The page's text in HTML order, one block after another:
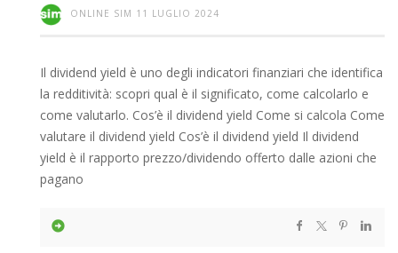
ONLINE SIM 11 LUGLIO 2024
Il dividend yield è uno degli indicatori finanziari che identifica
la redditività: scopri qual è il significato, come calcolarlo e
come valutarlo. Cos’è il dividend yield Come si calcola Come
valutare il dividend yield Cos’è il dividend yield Il dividend
yield è il rapporto prezzo/dividendo offerto dalle azioni che
pagano